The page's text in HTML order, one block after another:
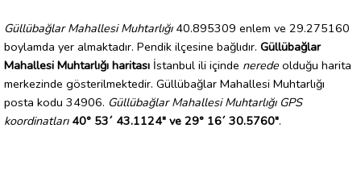
Güllübağlar Mahallesi Muhtarlığı40.895309 enlem ve 29.275160
boylamda yer almaktadır. Pendik ilçesine bağlıdır. Güllübağlar
Mahallesi Muhtarlığı haritası İstanbul ili içinde nerede olduğu harita
merkezinde gösterilmektedir. Güllübağlar Mahallesi Muhtarlığı
posta kodu 34906. Güllübağlar Mahallesi Muhtarlığı GPS
koordinatları 40° 53´ 43.1124" ve 29° 16´ 30.5760".